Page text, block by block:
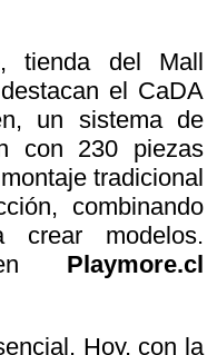
tienda del Mall
el CaDA
un sistema de
con 230 piezas
tradicional
combinando
crear modelos.
en Playmore.cl
Hoy, con la